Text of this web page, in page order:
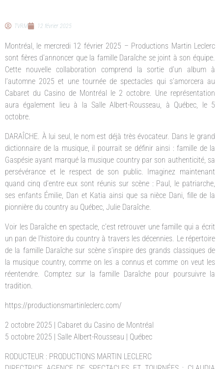
TVRM 12 février 2025
Montréal, le mercredi 12 février 2025 – Productions Martin Leclerc
sont fières d’annoncer que la famille Daraîche se joint à son équipe.
Cette nouvelle collaboration comprend la sortie d’un album à
l’automne 2025 et une tournée de spectacles qui s’amorcera au
Cabaret du Casino de Montréal le 2 octobre. Une représentation
aura également lieu à la Salle Albert-Rousseau, à Québec, le 5
octobre.
DARAÎCHE. À lui seul, le nom est déjà très évocateur. Dans le grand
dictionnaire de la musique, il pourrait se définir ainsi : famille de la
Gaspésie ayant marqué la musique country par son authenticité, sa
persévérance et le respect de son public. Imaginez maintenant
quand cinq d’entre eux sont réunis sur scène : Paul, le patriarche,
ses enfants Émilie, Dan et Katia ainsi que sa nièce Dani, fille de la
pionnière du country au Québec, Julie Daraîche.
Voir les Daraîche en spectacle, c’est retrouver une famille qui a écrit
un pan de l’histoire du country à travers les décennies. Le répertoire
de la famille Daraîche sur scène s’inspire des grands classiques de
la musique country, comme on les a connus et comme on veut les
réentendre. Comptez sur la famille Daraîche pour poursuivre la
tradition.
https://productionsmartinleclerc.com/
2 octobre 2025 | Cabaret du Casino de Montréal
5 octobre 2025 | Salle Albert-Rousseau | Québec
RODUCTEUR : PRODUCTIONS MARTIN LECLERC